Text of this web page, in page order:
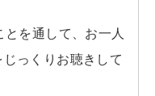
を通して、お一人
っくりお聴きして